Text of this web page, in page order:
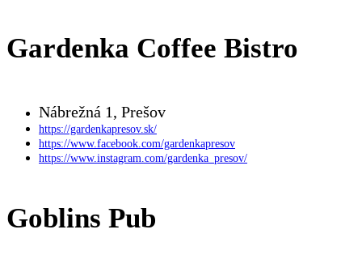
Gardenka Coffee Bistro
Nábrežná 1, Prešov
https://gardenkapresov.sk/
https://www.facebook.com/gardenkapresov
https://www.instagram.com/gardenka_presov/
Goblins Pub